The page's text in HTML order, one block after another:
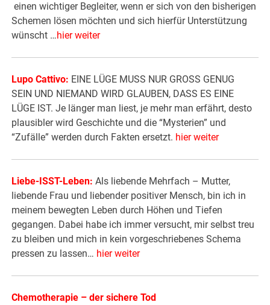
einen wichtiger Begleiter, wenn er sich von den bisherigen
Schemen lösen möchten und sich hierfür Unterstützung
wünscht …hier weiter
Lupo Cattivo: EINE LÜGE MUSS NUR GROSS GENUG
SEIN UND NIEMAND WIRD GLAUBEN, DASS ES EINE
LÜGE IST. Je länger man liest, je mehr man erfährt, desto
plausibler wird Geschichte und die “Mysterien” und
“Zufälle” werden durch Fakten ersetzt. hier weiter
Liebe-ISST-Leben: Als liebende Mehrfach – Mutter,
liebende Frau und liebender positiver Mensch, bin ich in
meinem bewegten Leben durch Höhen und Tiefen
gegangen. Dabei habe ich immer versucht, mir selbst treu
zu bleiben und mich in kein vorgeschriebenes Schema
pressen zu lassen… hier weiter
Chemotherapie – der sichere Tod